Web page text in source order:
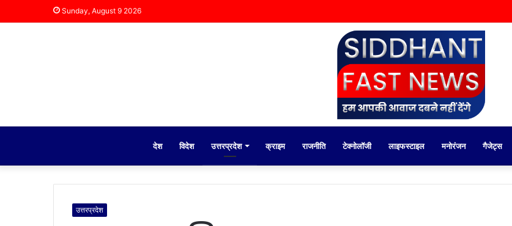
Sunday, August 9 2026
देश विदेश उत्तरप्रदेश क्राइम राजनीति टेक्नोलॉजी लाइफस्टाइल मनोरंजन गैजेट्स
उत्तरप्रदेश